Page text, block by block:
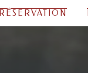
RÉSERVATION